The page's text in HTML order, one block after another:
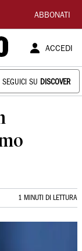
ABBONATI
ACCEDI
SEGUICI SU DISCOVER
1 MINUTI DI LETTURA